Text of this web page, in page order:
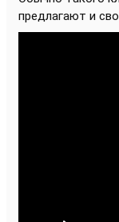
предлагают и